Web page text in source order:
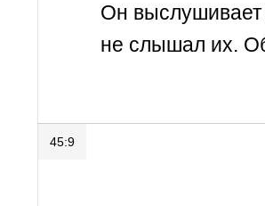
Он выслушивает
не слышал их.
45:9